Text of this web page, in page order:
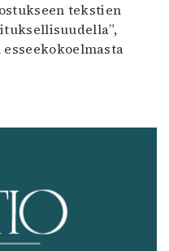
tekstien
esseekokoelmasta